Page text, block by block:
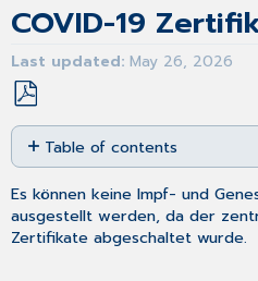
COVID-19
Last updated May 26, 2026
Save
as
PDF
Table of contents
No
headers
Es können keine Impf- und
ausgestellt werden, da der
Zertifikate abgeschaltet wurde.